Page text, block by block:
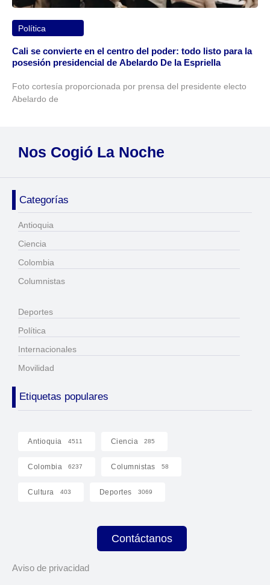
Política
Cali se convierte en el centro del poder: todo listo para la
posesión presidencial de Abelardo De la Espriella
Foto cortesía proporcionada por prensa del presidente electo
Abelardo de
Nos Cogió La Noche
Categorías
Antioquia
Ciencia
Colombia
Columnistas
Deportes
Política
Internacionales
Movilidad
Etiquetas populares
Antioquia 4511 Ciencia 285
Colombia 6237 Columnistas 58
Cultura 403 Deportes 3069
Contáctanos
Aviso de privacidad